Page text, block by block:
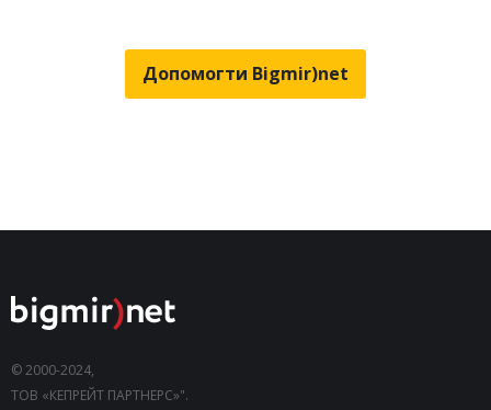
Допомогти Bigmir)net
© 2000-2024,
ТОВ «КЕПРЕЙТ ПАРТНЕРС»".